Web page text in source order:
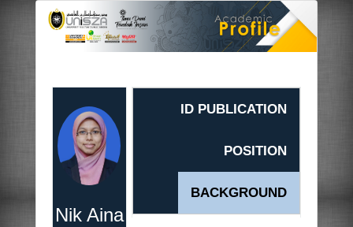
Nik Aina
ID PUBLICATION
POSITION
BACKGROUND